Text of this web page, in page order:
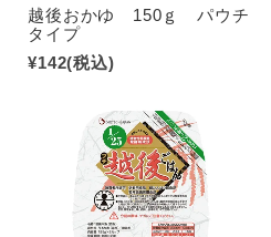
越後おかゆ 150ｇ パウチ
タイプ
¥142(税込)